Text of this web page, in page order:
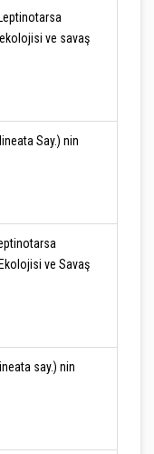
ve savaş
Say.) nin
ve Savaş
say.) nin